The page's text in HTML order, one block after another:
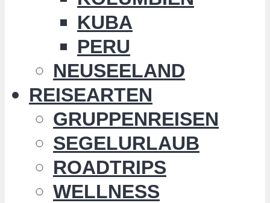
KUBA
PERU
NEUSEELAND
REISEARTEN
GRUPPENREISEN
SEGELURLAUB
ROADTRIPS
WELLNESS